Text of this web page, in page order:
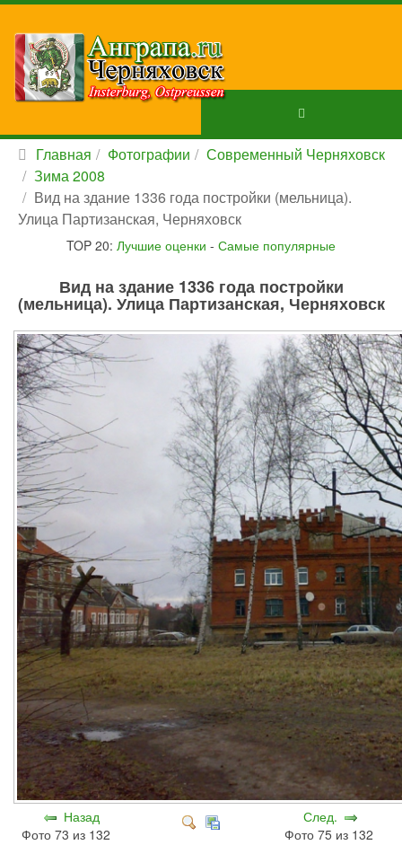
Главная Фотографии
Современный Черняховск
Зима 2008
Вид на здание 1336 года постройки (мельница).
Улица Партизанская, Черняховск
TOP 20: Лучшие оценки - Самые популярные
Вид на здание 1336 года постройки
(мельница). Улица Партизанская, Черняховск
Назад
Фото 73 из 132
След.
Фото 75 из 132